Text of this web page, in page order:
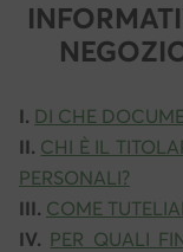
I. DI CHE
II. CHI È IL
PERSONALI?
III. COME
IV. PER QUALI